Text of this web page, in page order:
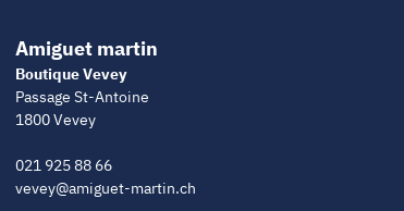
Amiguet martin
Boutique Vevey
Passage St-Antoine
1800 Vevey
021 925 88 66
vevey@amiguet-martin.ch